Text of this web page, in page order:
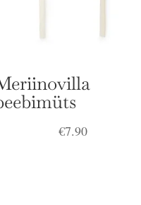
€7.90